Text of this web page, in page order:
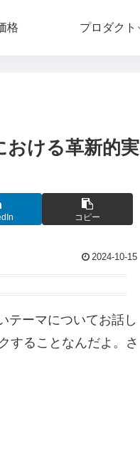
格 プロダクト
おける革新的実
コピー
2024-10-15
テーマについてお話し
することなんだよ。さ